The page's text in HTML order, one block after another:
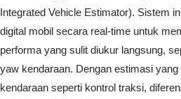
Integrated Vehicle Estimator). Sistem
digital mobil secara real-time untuk
performa yang sulit diukur langsung,
yaw kendaraan. Dengan estimasi
kendaraan seperti kontrol traksi,